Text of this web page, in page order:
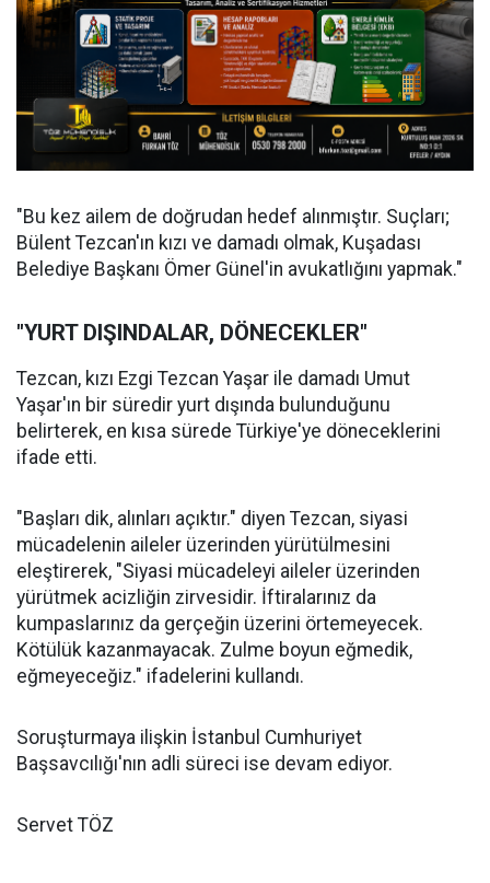
"Bu kez ailem de doğrudan hedef alınmıştır. Suçları;
Bülent Tezcan'ın kızı ve damadı olmak, Kuşadası
Belediye Başkanı Ömer Günel'in avukatlığını yapmak."
"YURT DIŞINDALAR, DÖNECEKLER"
Tezcan, kızı Ezgi Tezcan Yaşar ile damadı Umut
Yaşar'ın bir süredir yurt dışında bulunduğunu
belirterek, en kısa sürede Türkiye'ye döneceklerini
ifade etti.
"Başları dik, alınları açıktır." diyen Tezcan, siyasi
mücadelenin aileler üzerinden yürütülmesini
eleştirerek, "Siyasi mücadeleyi aileler üzerinden
yürütmek acizliğin zirvesidir. İftiralarınız da
kumpaslarınız da gerçeğin üzerini örtemeyecek.
Kötülük kazanmayacak. Zulme boyun eğmedik,
eğmeyeceğiz." ifadelerini kullandı.
Soruşturmaya ilişkin İstanbul Cumhuriyet
Başsavcılığı'nın adli süreci ise devam ediyor.
Servet TÖZ